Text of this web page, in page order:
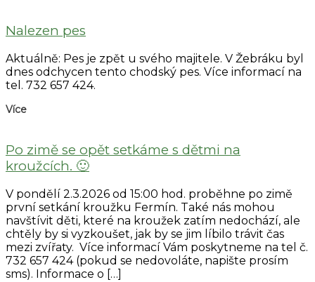
Nalezen pes
Aktuálně: Pes je zpět u svého majitele. V Žebráku byl
dnes odchycen tento chodský pes. Více informací na
tel. 732 657 424.
Více
Po zimě se opět setkáme s dětmi na
kroužcích. 🙂
V pondělí 2.3.2026 od 15:00 hod. proběhne po zimě
první setkání kroužku Fermín. Také nás mohou
navštívit děti, které na kroužek zatím nedochází, ale
chtěly by si vyzkoušet, jak by se jim líbilo trávit čas
mezi zvířaty. Více informací Vám poskytneme na tel č.
732 657 424 (pokud se nedovoláte, napište prosím
sms). Informace o […]